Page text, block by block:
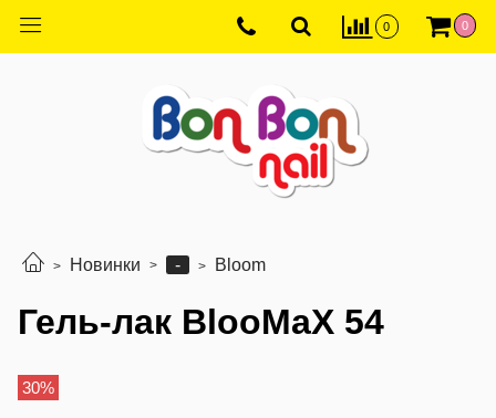
0 0
Новинки - Bloom
Гель-лак BlooMaX 54
30%